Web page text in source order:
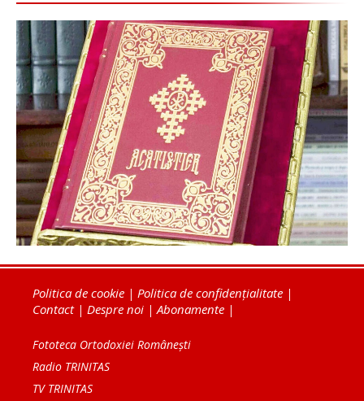
Politica de cookie | Politica de confidențialitate |
Contact| Despre noi | Abonamente |
Fototeca Ortodoxiei Românești
Radio TRINITAS
TV TRINITAS